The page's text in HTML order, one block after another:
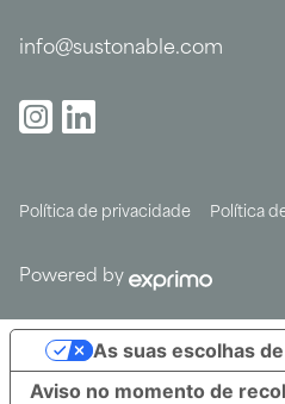
info@sustonable.com
Política de privacidade Política
Powered by
Aviso no momento de
As suas escolhas